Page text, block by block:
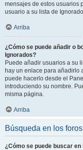
mensajes de estos usuarios
usuario a su lista de
Arriba
¿Cómo se puede añadir o
Ignorados?
Puede añadir usuarios a su
hay un enlace para añadirlo
puede hacerlo desde el
introduciendo su nombre.
misma página.
Arriba
Búsqueda en los foros
¿Cómo se puede buscar